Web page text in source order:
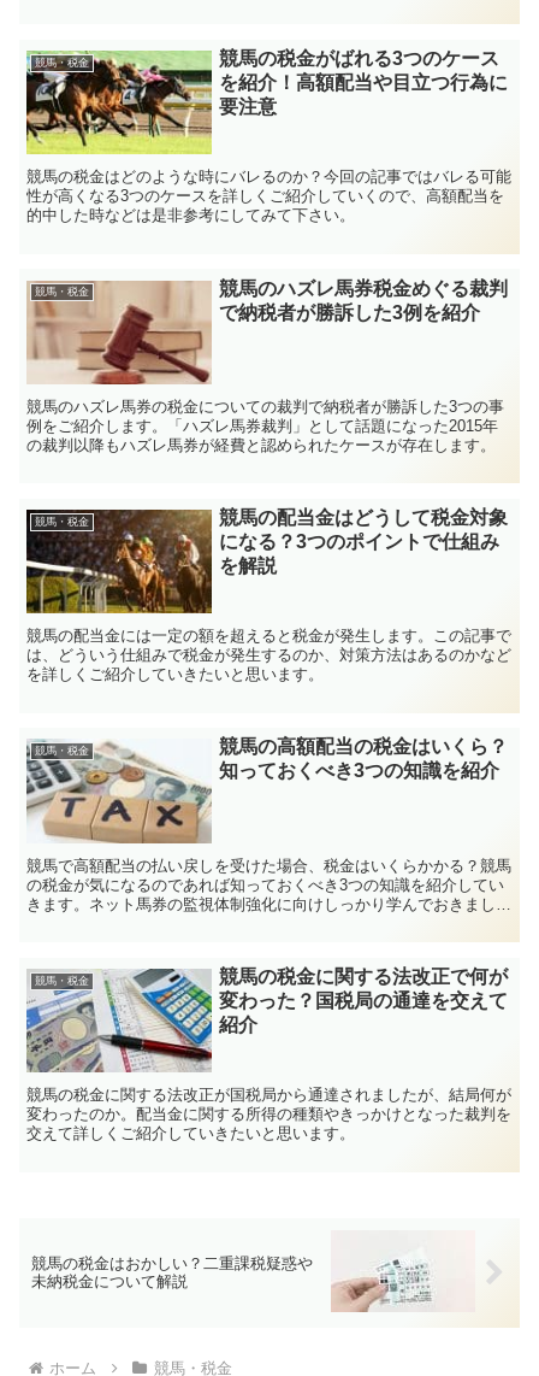
競馬・税金
競馬の税金がばれる3つのケース
を紹介！高額配当や目立つ行為に
要注意
競馬の税金はどのような時にバレるのか？今回の記事ではバレる可能
性が高くなる3つのケースを詳しくご紹介していくので、高額配当を
的中した時などは是非参考にしてみて下さい。
競馬・税金
競馬のハズレ馬券税金めぐる裁判
で納税者が勝訴した3例を紹介
競馬のハズレ馬券の税金についての裁判で納税者が勝訴した3つの事
例をご紹介します。「ハズレ馬券裁判」として話題になった2015年
の裁判以降もハズレ馬券が経費と認められたケースが存在します。
競馬・税金
競馬の配当金はどうして税金対象
になる？3つのポイントで仕組み
を解説
競馬の配当金には一定の額を超えると税金が発生します。この記事で
は、どういう仕組みで税金が発生するのか、対策方法はあるのかなど
を詳しくご紹介していきたいと思います。
競馬・税金
競馬の高額配当の税金はいくら？
知っておくべき3つの知識を紹介
競馬で高額配当の払い戻しを受けた場合、税金はいくらかかる？競馬
の税金が気になるのであれば知っておくべき3つの知識を紹介してい
きます。ネット馬券の監視体制強化に向けしっかり学んでおきましょ
競馬・税金
競馬の税金に関する法改正で何が
変わった？国税局の通達を交えて
紹介
競馬の税金に関する法改正が国税局から通達されましたが、結局何が
変わったのか。配当金に関する所得の種類やきっかけとなった裁判を
交えて詳しくご紹介していきたいと思います。
競馬の税金はおかしい？二重課税疑惑や
未納税金について解説
ホーム 競馬・税金